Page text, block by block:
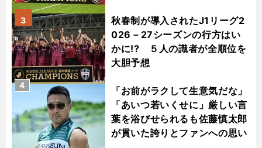
秋春制が導入されたJ1リーグ2
026－27シーズンの行方はい
かに!? ５人の識者が全順位を
大胆予想
3
「お前がラクして生意気だな」
「あいつ若いくせに」厳しい言
葉を浴びせられるも佐藤慎太郎
が貫いた誇りとファンへの思い
4